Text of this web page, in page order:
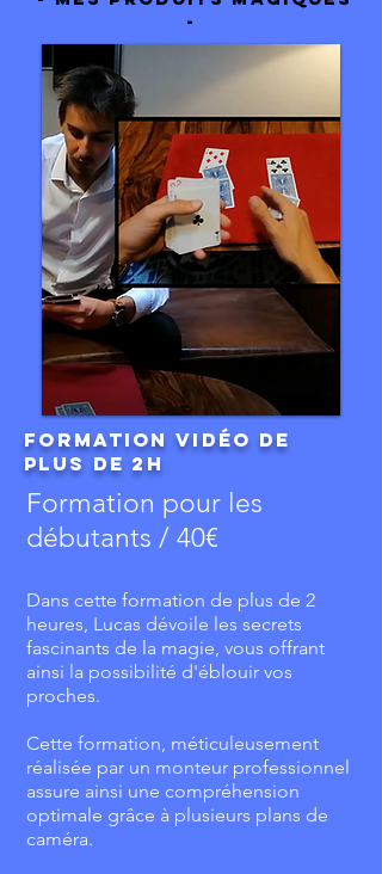
-
Formation vidéo de
plus de 2h
Formation pour les
débutants / 40€
Dans cette formation de plus de 2
heures, Lucas dévoile les secrets
fascinants de la magie, vous offrant
ainsi la possibilité d'éblouir vos
proches.
Cette formation, méticuleusement
réalisée par un monteur professionnel
assure ainsi une compréhension
optimale grâce à plusieurs plans de
caméra.